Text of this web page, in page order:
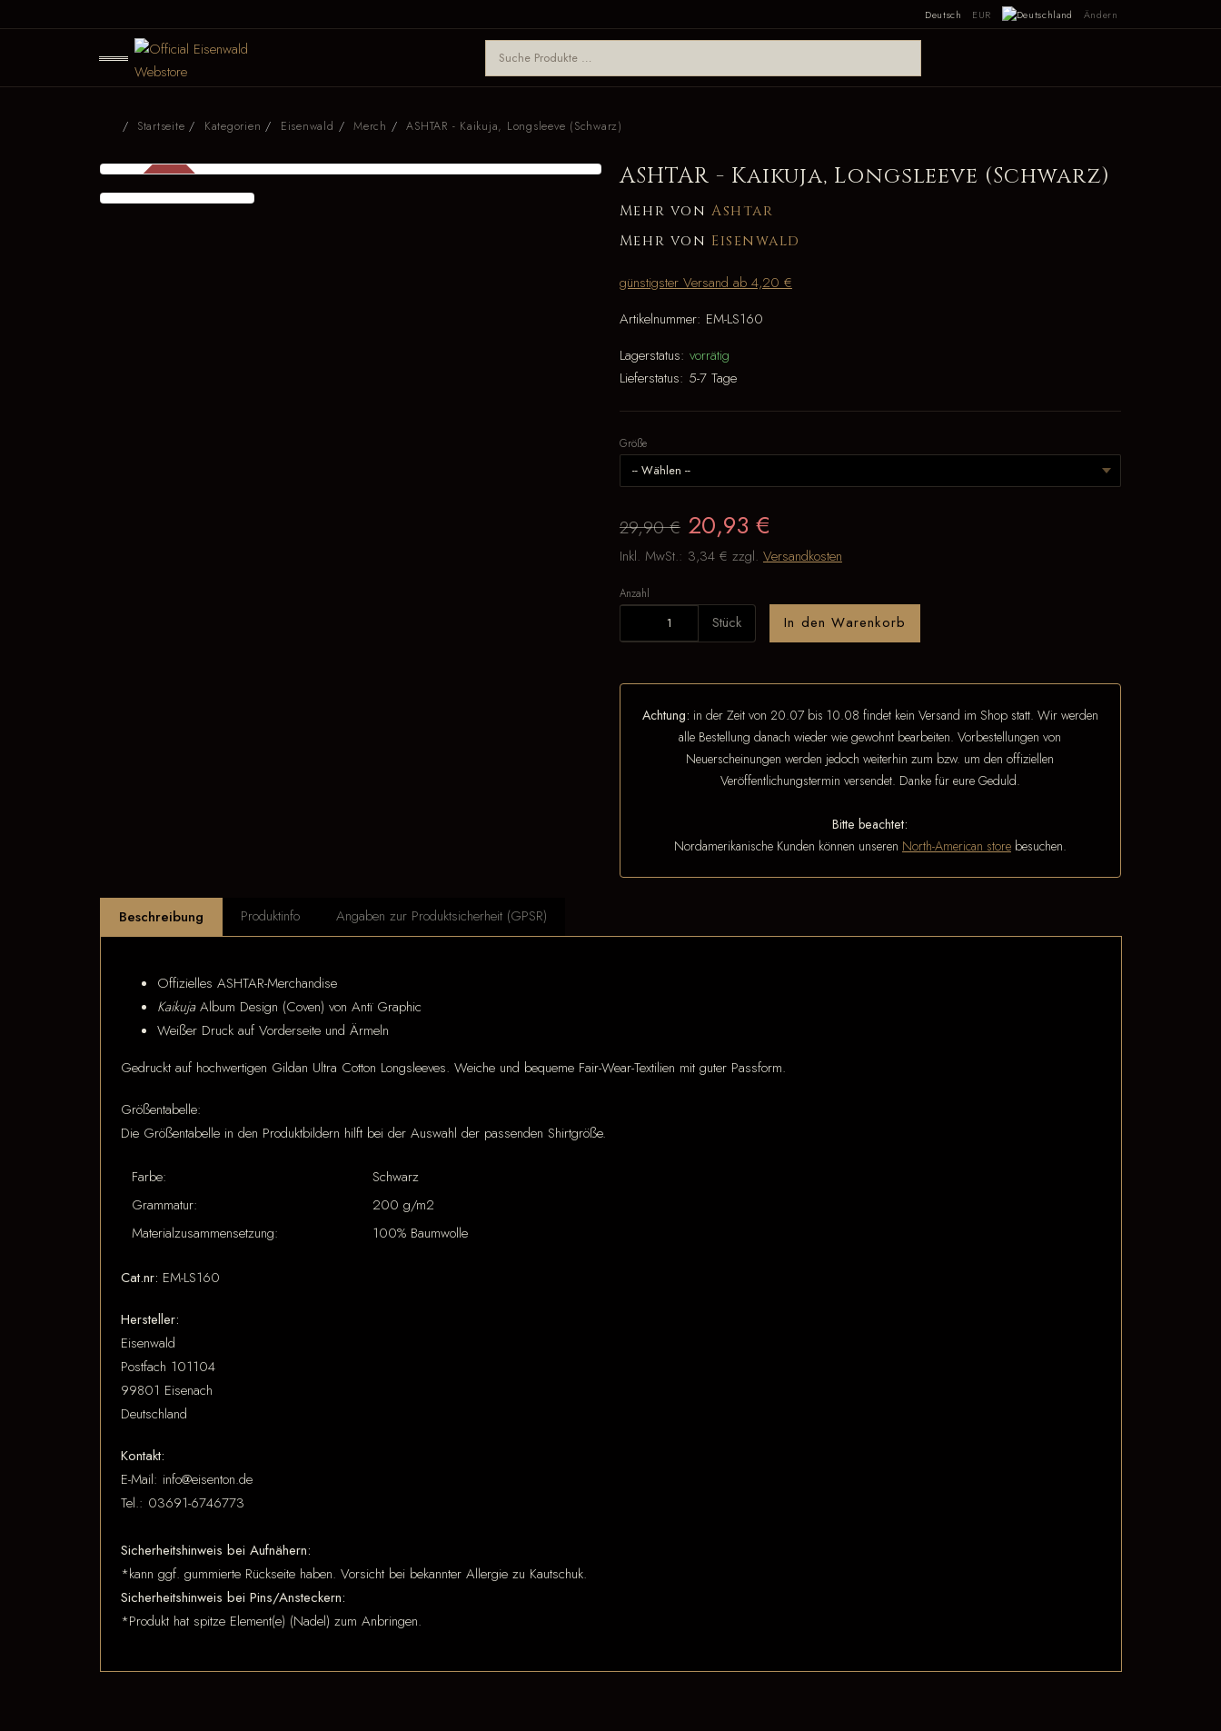
Deutsch EUR Ändern
Startseite Kategorien Eisenwald Merch ASHTAR - Kaikuja, Longsleeve (Schwarz)
SALE
-30 %
ASHTAR - Kaikuja, Longsleeve (Schwarz)
Mehr von Ashtar
Mehr von Eisenwald
günstigster Versand ab 4,20 €
Artikelnummer: EM-LS160
Lagerstatus: vorrätig
Lieferstatus: 5-7 Tage
Größe
29,90 € 20,93 €
Inkl. MwSt.: 3,34 € zzgl. Versandkosten
Anzahl
Stück In den Warenkorb
Achtung: in der Zeit von 20.07 bis 10.08 findet kein Versand im Shop statt. Wir werden
alle Bestellung danach wieder wie gewohnt bearbeiten. Vorbestellungen von
Neuerscheinungen werden jedoch weiterhin zum bzw. um den offiziellen
Veröffentlichungstermin versendet. Danke für eure Geduld.
Bitte beachtet:
Nordamerikanische Kunden können unseren North-American storebesuchen.
Beschreibung Produktinfo Angaben zur Produktsicherheit (GPSR)
Offizielles ASHTAR-Merchandise
KaikujaAlbum Design (Coven) von Antï Graphic
Weißer Druck auf Vorderseite und Ärmeln
Gedruckt auf hochwertigen Gildan Ultra Cotton Longsleeves. Weiche und bequeme Fair-Wear-Textilien mit guter Passform.
Größentabelle:
Die Größentabelle in den Produktbildern hilft bei der Auswahl der passenden Shirtgröße.
Farbe:
Schwarz
Grammatur:
200 g/m2
Materialzusammensetzung:
100% Baumwolle
Cat.nr: EM-LS160
Hersteller:
Eisenwald
Postfach 101104
99801 Eisenach
Deutschland
Kontakt:
E-Mail: info@eisenton.de
Tel.: 03691-6746773
Sicherheitshinweis bei Aufnähern:
*kann ggf. gummierte Rückseite haben. Vorsicht bei bekannter Allergie zu Kautschuk.
Sicherheitshinweis bei Pins/Ansteckern:
*Produkt hat spitze Element(e) (Nadel) zum Anbringen.